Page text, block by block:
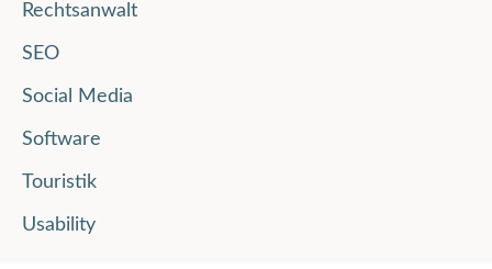
Rechtsanwalt
SEO
Social Media
Software
Touristik
Usability